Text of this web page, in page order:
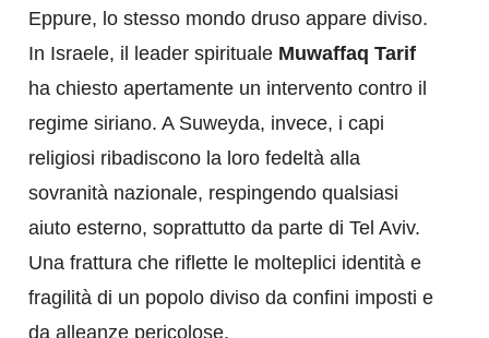
Eppure, lo stesso mondo druso appare diviso.
In Israele, il leader spirituale Muwaffaq Tarif
ha chiesto apertamente un intervento contro il
regime siriano. A Suweyda, invece, i capi
religiosi ribadiscono la loro fedeltà alla
sovranità nazionale, respingendo qualsiasi
aiuto esterno, soprattutto da parte di Tel Aviv.
Una frattura che riflette le molteplici identità e
fragilità di un popolo diviso da confini imposti e
da alleanze pericolose.